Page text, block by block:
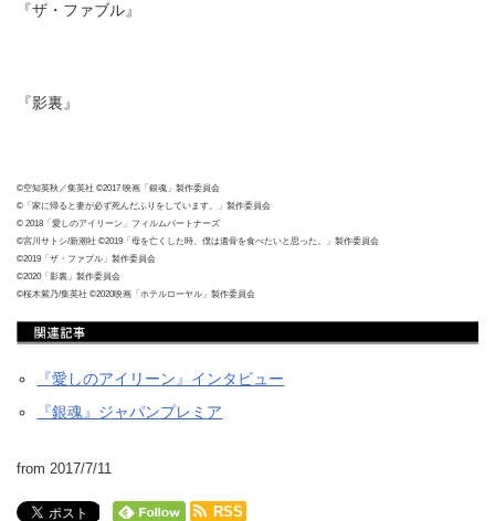
『ザ・ファブル』
『影裏』
©空知英秋／集英社 ©2017 映画「銀魂」製作委員会
©「家に帰ると妻が必ず死んだふりをしています。」製作委員会
© 2018「愛しのアイリーン」フィルムパートナーズ
©宮川サトシ/新潮社 ©2019「母を亡くした時、僕は遺骨を食べたいと思った。」製作委員会
©2019「ザ・ファブル」製作委員会
©2020「影裏」製作委員会
©桜木紫乃/集英社 ©2020映画「ホテルローヤル」製作委員会
『愛しのアイリーン』インタビュー
『銀魂』ジャパンプレミア
from 2017/7/11
RSS